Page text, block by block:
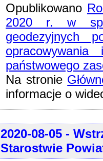
Opublikowano
2020 r. w
geodezyjnych
państwowego
Na stronie
informacje o
2020-08-05 -
Starostwie